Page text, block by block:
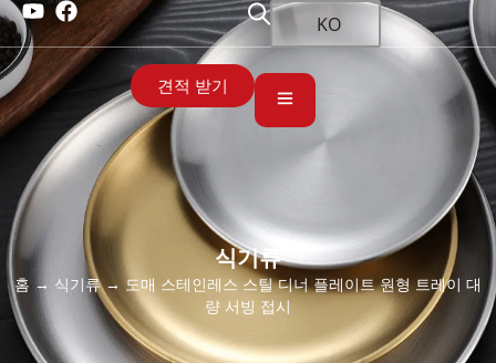
KO
견적 받기
식기류
홈 → 식기류→ 도매 스테인레스 스틸 디너 플레이트 원형 트레이 대
량 서빙 접시